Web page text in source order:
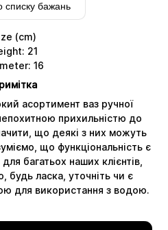
списку бажань
(cm)
21
16
асортимент ваз ручної
прихильністю до
що деякі з них можуть
що функціональність є
багатьох наших клієнтів,
будь ласка, уточніть чи є
для використання з водою.